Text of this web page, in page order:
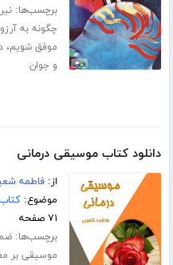
برچسب‌ها:
چگونه به
موفق شویم،
و جوان
دانلود کتاب موسیقی درمانی
از:فاطمه
موضوع:
۷۱ صفحه
برچسب‌ها:
موسیقی بر